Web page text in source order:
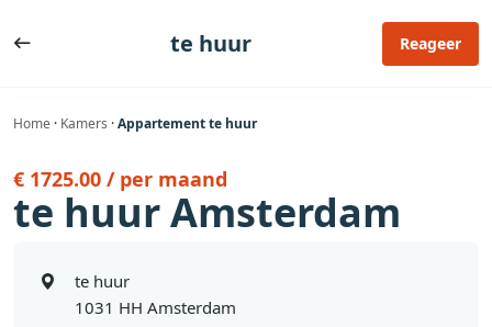
naar
te huur Reageer
Home · Kamers ·Appartement te huur
€ 1725.00 / per maand
te huur Amsterdam
te huur
1031 HH Amsterdam